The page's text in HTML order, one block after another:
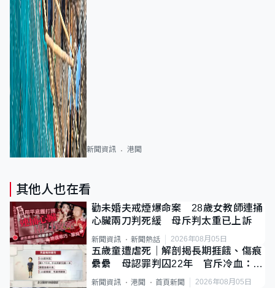
新聞資訊 港聞
其他人也在看
勸未婚夫戒煙爆命案 28歲女教師連捅
心臟兩刀判死緩 母斥判太重已上訴
新聞資訊 新聞熱話 2026年08月05日
五歲童遭虐死｜解剖揭長期捱餓、傷痕
纍纍 母認罪判囚22年 官斥冷血：同
類案最惡劣
新聞資訊 港聞 首頁新聞 2026年08月05日